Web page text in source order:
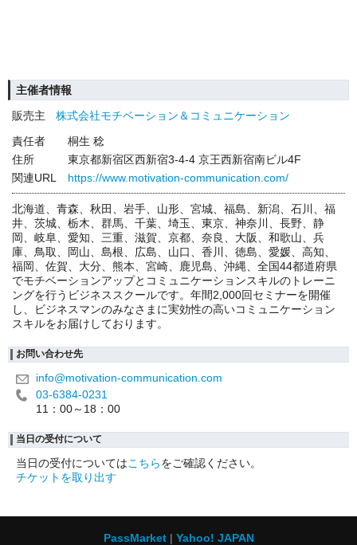
主催者情報
販売主
株式会社モチベーション＆コミュニケーション
責任者
桐生 稔
住所
東京都新宿区西新宿3-4-4 京王西新宿南ビル4F
関連URL
https://www.motivation-communication.com/
北海道、青森、秋田、岩手、山形、宮城、福島、新潟、石川、福
井、茨城、栃木、群馬、千葉、埼玉、東京、神奈川、長野、静
岡、岐阜、愛知、三重、滋賀、京都、奈良、大阪、和歌山、兵
庫、鳥取、岡山、島根、広島、山口、香川、徳島、愛媛、高知、
福岡、佐賀、大分、熊本、宮崎、鹿児島、沖縄、全国44都道府県
でモチベーションアップとコミュニケーションスキルのトレーニ
ングを行うビジネススクールです。年間2,000回セミナーを開催
し、ビジネスマンのみなさまに実効性の高いコミュニケーション
スキルをお届けしております。
お問い合わせ先
info@motivation-communication.com
03-6384-0231
11：00～18：00
当日の受付について
当日の受付についてはこちらをご確認ください。
チケットを取り出す
PassMarket Yahoo! JAPAN